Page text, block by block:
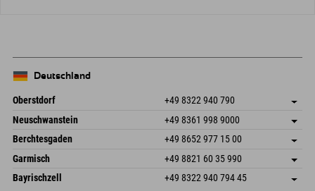
Deutschland
Oberstdorf +49 8322 940 790
An der Breitach 3
87538 Fischen I. Allgäu
Deutschland
Adresse speichern
Anreiseinfos
Buchen
Neuschwanstein +49 8361 998 9000
An der Riese 45
87484 Nesselwang im Allgäu
Deutschland
Adresse speichern
Buchen
Berchtesgaden +49 8652 977 15 00
Hofreitstr. 7
83471 Schönau am Königssee
Deutschland
Adresse speichern
Anreiseinfos
Buchen
Garmisch +49 8821 60 35 990
Frickenstraße 22
82490 Farchant
Adresse speichern
Bayrischzell +49 8322 940 794 45